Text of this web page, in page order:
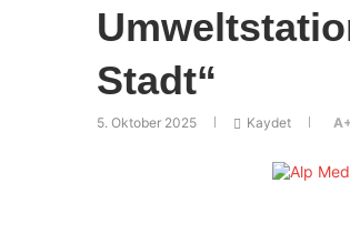
Stadt“
5. Oktober 2025 Kaydet A+